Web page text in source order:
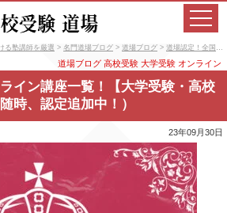
る塾講師を厳選 > 名門道場ブログ > 道場ブログ > 道場認定！全国オンライン講座一覧！【大学受験・高校受験・中学受験】（随時、認定追加中！）
道場ブログ 高校受験 大学受験 オンライン
イン講座一覧！【大学受験・高校
時、認定追加中！）
23年09月30日